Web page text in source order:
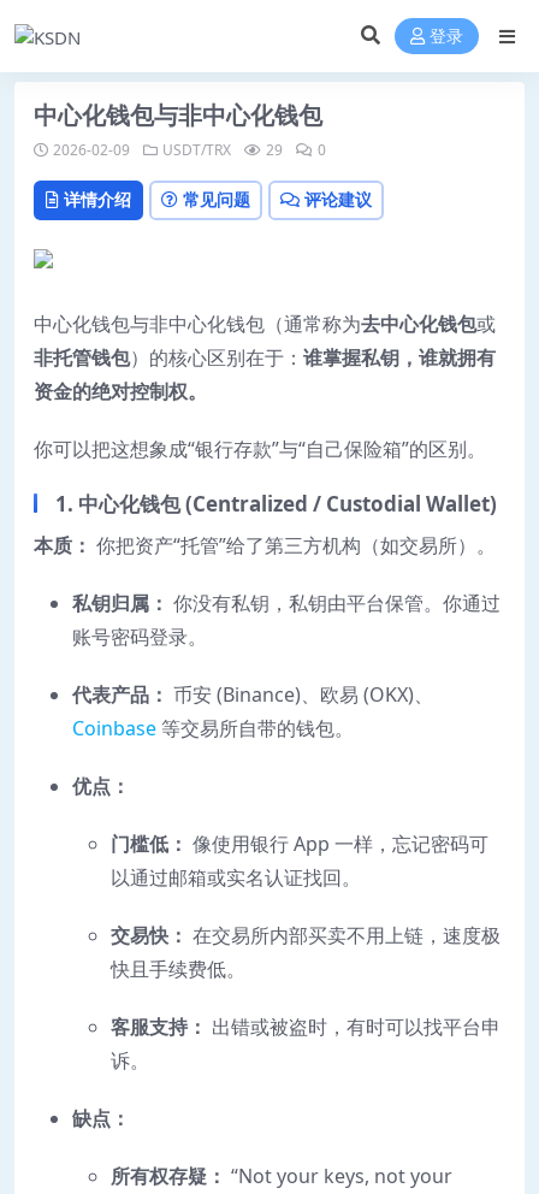
登录
中心化钱包与非中心化钱包
2026-02-09 USDT/TRX 29 0
详情介绍 常见问题 评论建议
中心化钱包与非中心化钱包（通常称为去中心化钱包或
非托管钱包）的核心区别在于： 谁掌握私钥，谁就拥有
资金的绝对控制权。
你可以把这想象成“银行存款”与“自己保险箱”的区别。
1. 中心化钱包 (Centralized / Custodial Wallet)
本质： 你把资产“托管”给了第三方机构（如交易所）。
私钥归属： 你没有私钥，私钥由平台保管。你通过
账号密码登录。
代表产品： 币安 (Binance)、欧易 (OKX)、
Coinbase 等交易所自带的钱包。
优点：
门槛低： 像使用银行 App 一样，忘记密码可
以通过邮箱或实名认证找回。
交易快： 在交易所内部买卖不用上链，速度极
快且手续费低。
客服支持： 出错或被盗时，有时可以找平台申
诉。
缺点：
所有权存疑： “Not your keys, not your